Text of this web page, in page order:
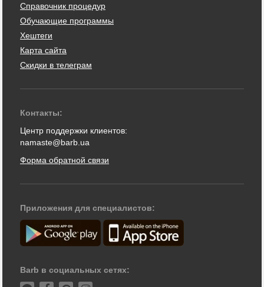
Справочник процедур
Обучающие программы
Хештеги
Карта сайта
Скидки в телеграм
Контакты:
Центр поддержки клиентов:
namaste@barb.ua
Форма обратной связи
Приложения для специалистов:
Barb в социальных сетях: